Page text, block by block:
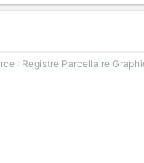
: Registre Parcellaire